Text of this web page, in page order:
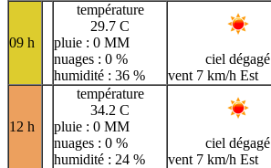
09 h
température
29.7 C
pluie : 0 MM
nuages : 0 %
humidité : 36 %
ciel dégagé
vent 7 km/h Est
12 h
température
34.2 C
pluie : 0 MM
nuages : 0 %
humidité : 24 %
ciel dégagé
vent 7 km/h Est